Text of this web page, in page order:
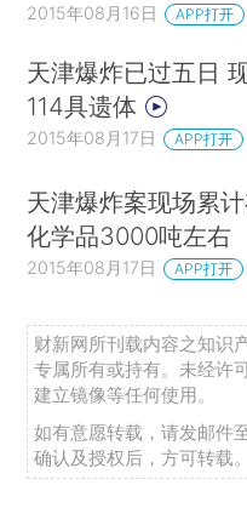
2015年08月16日 APP打开
天津爆炸已过五日
114具遗体
2015年08月17日 APP打开
天津爆炸案现场累
化学品3000吨左右
2015年08月17日 APP打开
财新网所刊载内容之知识
专属所有或持有。未经许
建立镜像等任何使用。
如有意愿转载，请发邮件
确认及授权后，方可转载。